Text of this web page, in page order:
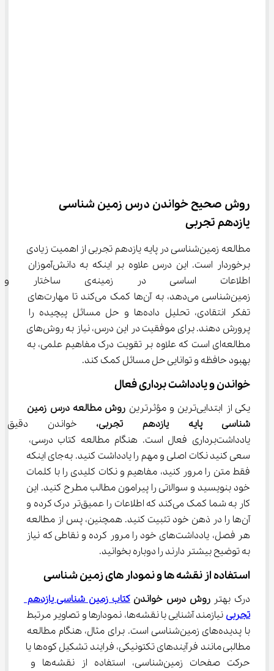
روش صحیح خواندن درس زمین شناسی
یازدهم تجربی
مطالعه زمین‌شناسی در پایه یازدهم تجربی از اهمیت زیادی
برخوردار است. این درس علاوه بر اینکه به دانش‌آموزان
اطلاعات اساسی در زمینه‌ی
زمین‌شناسی می‌دهد، به آن‌ها کمک می‌کند تا مهارت‌های
تفکر انتقادی، تحلیل داده‌ها و حل مسائل پیچیده را
پرورش دهند. برای موفقیت در این درس، نیاز به روش‌های
مطالعه‌ای است که علاوه بر تقویت درک مفاهیم علمی، به
بهبود حافظه و توانایی حل مسائل کمک کند.
خواندن و یادداشت ‌برداری فعال
یکی از ابتدایی‌ترین و مؤثرترین
روش مطالعه درس زمین
شناسی پایه یازدهم تجربی، خواندن
یادداشت‌برداری فعال است. هنگام مطالعه کتاب درسی،
سعی کنید نکات اصلی و مهم را یادداشت کنید. به‌جای اینکه
فقط متن را مرور کنید، مفاهیم و نکات کلیدی را با کلمات
خود بنویسید و سوالاتی را پیرامون مطالب مطرح کنید. این
کار به شما کمک می‌کند که اطلاعات را عمیق‌تر درک کرده و
آن‌ها را در ذهن خود تثبیت کنید. همچنین، پس از مطالعه
هر فصل، یادداشت‌های خود را مرور کرده و نقاطی که نیاز
به توضیح بیشتر دارند را دوباره بخوانید.
استفاده از نقشه ‌ها و نمودار های زمین‌ شناسی
درک بهتر روش درس خواندن کتاب زمین شناسی یازدهم
تجربی
نیازمند آشنایی با نقشه‌ها، نمودارها و تصاویر مرتبط
با پدیده‌های زمین‌شناسی است. برای مثال، هنگام مطالعه
مطالبی مانند فرآیندهای تکتونیکی، فرایند تشکیل کوه‌ها یا
حرکت صفحات زمین‌شناسی، استفاده از نقشه‌ها و